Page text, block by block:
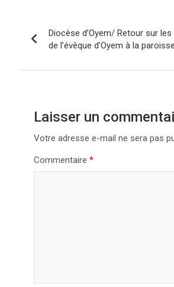
de
l’article
Diocèse d’Oyem/ Retour sur
de l’évêque d’Oyem à la
Laisser un
Votre adresse e-mail ne sera pas
Commentaire *